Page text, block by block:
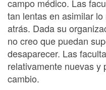
campo médico. Las
tan lentas en asimilar
atrás. Dada su
no creo que puedan
desaparecer. Las
relativamente nuevas y
cambio.